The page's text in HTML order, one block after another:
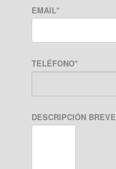
EMAIL*
TELÉFONO*
DESCRIPCIÓN BREVE